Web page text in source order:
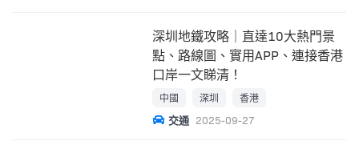
深圳地鐵攻略｜直達10大熱門景
點、路線圖、實用APP、連接香港
口岸一文睇清！
中國 深圳 香港
交通 2025-09-27